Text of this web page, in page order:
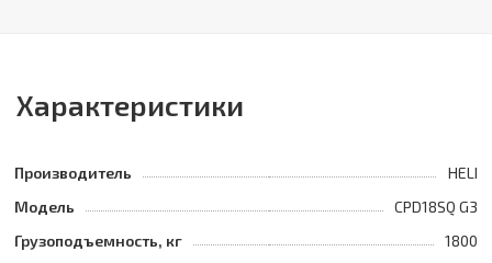
Характеристики
Производитель
HELI
Модель
CPD18SQ G3
Грузоподъемность, кг
1800